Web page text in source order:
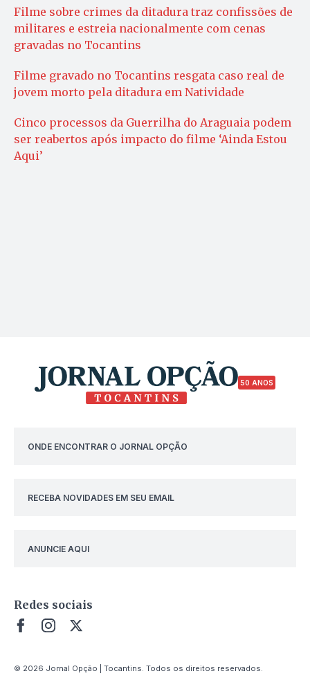
Filme sobre crimes da ditadura traz confissões de
militares e estreia nacionalmente com cenas
gravadas no Tocantins
Filme gravado no Tocantins resgata caso real de
jovem morto pela ditadura em Natividade
Cinco processos da Guerrilha do Araguaia podem
ser reabertos após impacto do filme ‘Ainda Estou
Aqui’
50 ANOS
ONDE ENCONTRAR O JORNAL OPÇÃO
RECEBA NOVIDADES EM SEU EMAIL
ANUNCIE AQUI
Redes sociais
© 2026 Jornal Opção | Tocantins. Todos os direitos reservados.